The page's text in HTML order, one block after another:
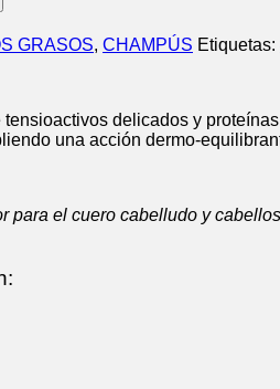
GRASOS, CHAMPÚS Etiquetas:
delicados y
una acción dermo-
para el cuero cabelludo y